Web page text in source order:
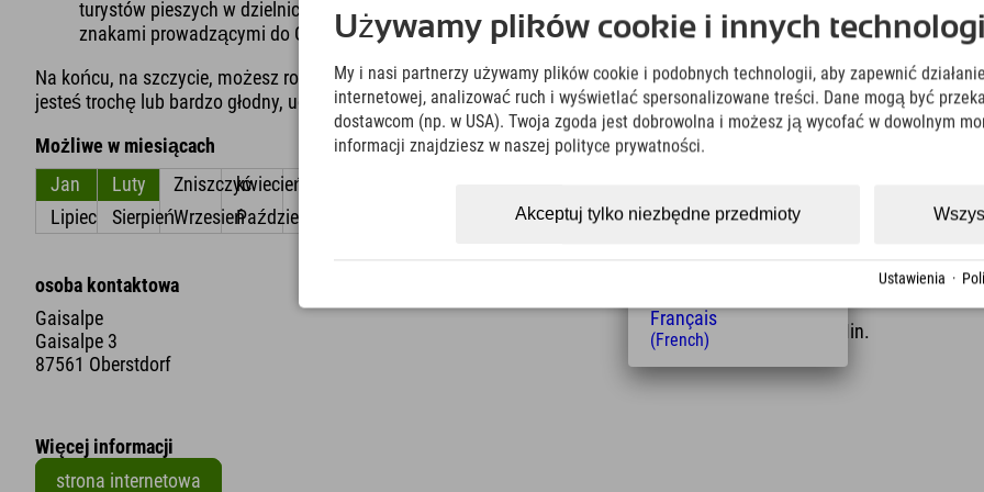
turystów pieszych w dzielnicy Oberstdorf Reichenbach. Tutaj kupujesz bilet parkingowy i podążasz za
znakami prowadzącymi do Gaisalpe.
Na końcu, na szczycie, możesz rozpocząć szybkie i kręte, 2-kilometrowe zejście z powrotem do doliny. Jeśli
jesteś trochę lub bardzo głodny, udaj się do Gaisalpe. Można tam również wypożyczyć sanki.
Możliwe w miesiącach
Jan
Luty ZniszczyćkwiecieńMóc
Lipiec
SierpieńWrzesieńPaździernikListopad
osoba kontaktowa
Gaisalpe
Gaisalpe 3
87561 Oberstdorf
4 Min.
Więcej informacji
strona internetowa
Używamy plików cookie i innych
My i nasi partnerzy używamy plików cookie i podobnych technologii, aby zapewnić
internetowej, analizować ruch i wyświetlać spersonalizowane treści. Dane mogą być
dostawcom (np. w USA). Twoja zgoda jest dobrowolna i możesz ją wycofać w dowolnym
informacji znajdziesz w naszej polityce prywatności.
Akceptuj tylko niezbędne przedmioty
Ustawienia ·
Deutsch
(German)
(English)
Italiano
(Italian)
Čeština
(Polish)
Magyar
Français
(French)